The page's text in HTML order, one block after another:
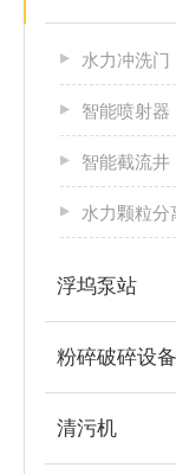
水力冲洗门
智能喷射器
智能截流井
水力颗粒分
浮坞泵站
粉碎破碎设备
清污机